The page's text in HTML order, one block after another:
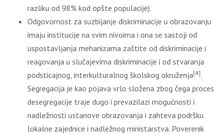
razliku od 98% kod opšte populacije).
Odgovornost za suzbijanje diskriminacije u obrazovanju
imaju institucije na svim nivoima i ona se sastoji od
uspostavljanja mehanizama zaštite od diskriminacije i
reagovanja u slučajevima diskriminacije i od stvaranja
podsticajnog, interkulturalnog školskog okruženja[4].
Segregacija je kao pojava vrlo složena zbog čega proces
desegregacije traje dugo i prevazilazi mogućnosti i
nadležnosti ustanove obrazovanja i zahteva podršku
lokalne zajednice i nadležnog ministarstva. Poverenik